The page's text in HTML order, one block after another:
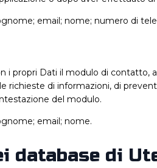
email; nome; numero di
i propri Dati il modulo di contatto,
richieste di informazioni, di
del modulo.
email; nome.
database di